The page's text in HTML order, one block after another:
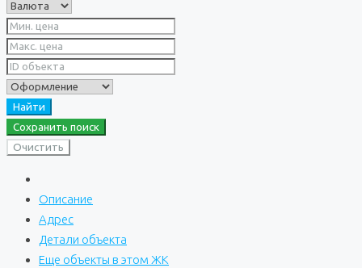
Найти
Сохранить поиск
Очистить
Описание
Адрес
Детали объекта
Еще объекты в этом ЖК